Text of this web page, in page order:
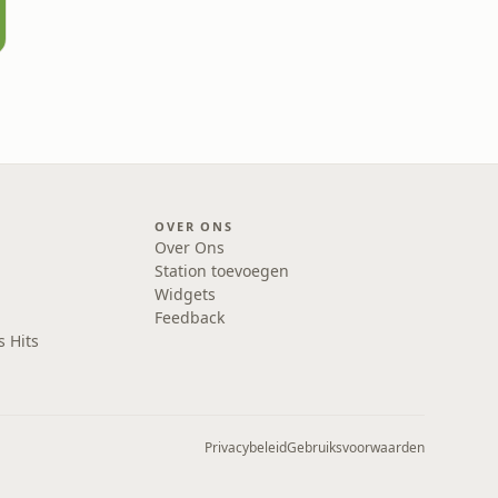
Hits
OVER ONS
Over Ons
Station toevoegen
Widgets
Feedback
PrivacybeleidGebruiksvoorwaarden